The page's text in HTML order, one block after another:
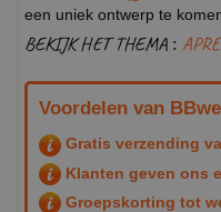
een uniek ontwerp te
BEKIJK HET THEMA :
Voordelen van
Gratis verzending
Klanten geven ons
Groepskorting tot